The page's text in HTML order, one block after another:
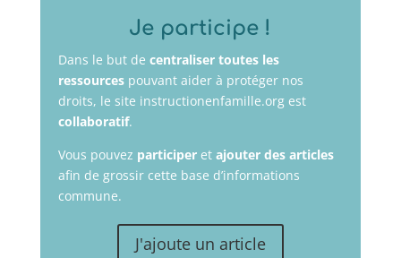
Je participe !
Dans le but de centraliser toutes les
ressourcespouvant aider à protéger nos
droits, le site instructionenfamille.org est
collaboratif.
Vous pouvez participeret ajouter des articles
afin de grossir cette base d’informations
commune.
J'ajoute un article